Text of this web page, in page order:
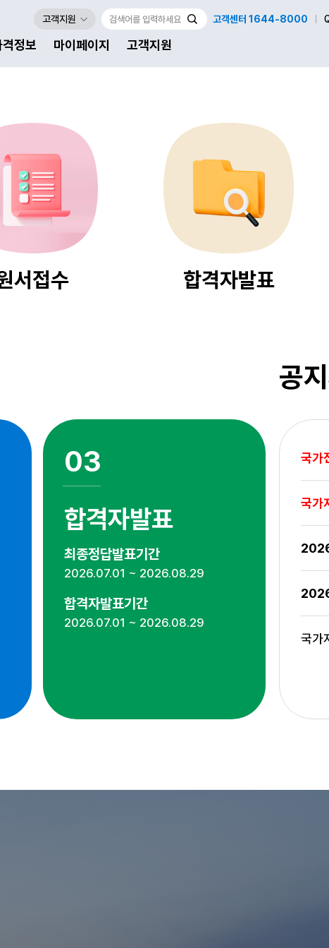
격정보 마이페이지 고객지원
고객센터 1644-8000
고객지원
서접수 합격자발표
03
합격자발표
최종정답발표기간
2026.07.01 ~ 2026.08.29
합격자발표기간
2026.07.01 ~ 2026.08.29
공